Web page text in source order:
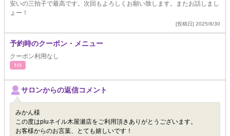
安いの三拍子で最高です。次回もよろしくお願い致します。またお話しまし
ょー！
[投稿日] 2025/8/30
予約時のクーポン・メニュー
クーポン利用なし
ﾈｲﾙ
サロンからの返信コメント
みかん様
この度はpluネイル木屋瀬店をご利用頂きありがとうございます。
お客様からのお言葉、とても嬉しいです！